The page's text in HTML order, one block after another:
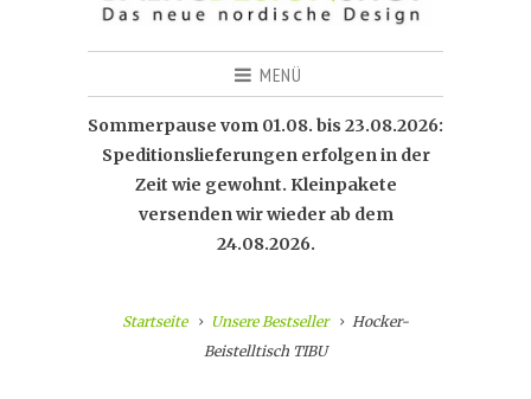
MENÜ
Sommerpause vom 01.08. bis 23.08.2026:
Speditionslieferungen erfolgen in der
Zeit wie gewohnt. Kleinpakete
versenden wir wieder ab dem
24.08.2026.
Startseite Unsere Bestseller
Hocker-
Beistelltisch TIBU